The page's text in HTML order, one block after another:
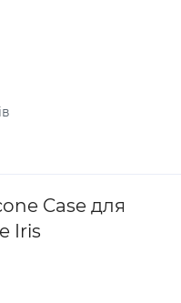
Case для
Iris